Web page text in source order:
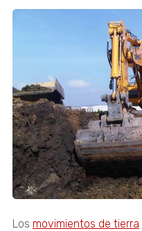
Los movimientos de tierra